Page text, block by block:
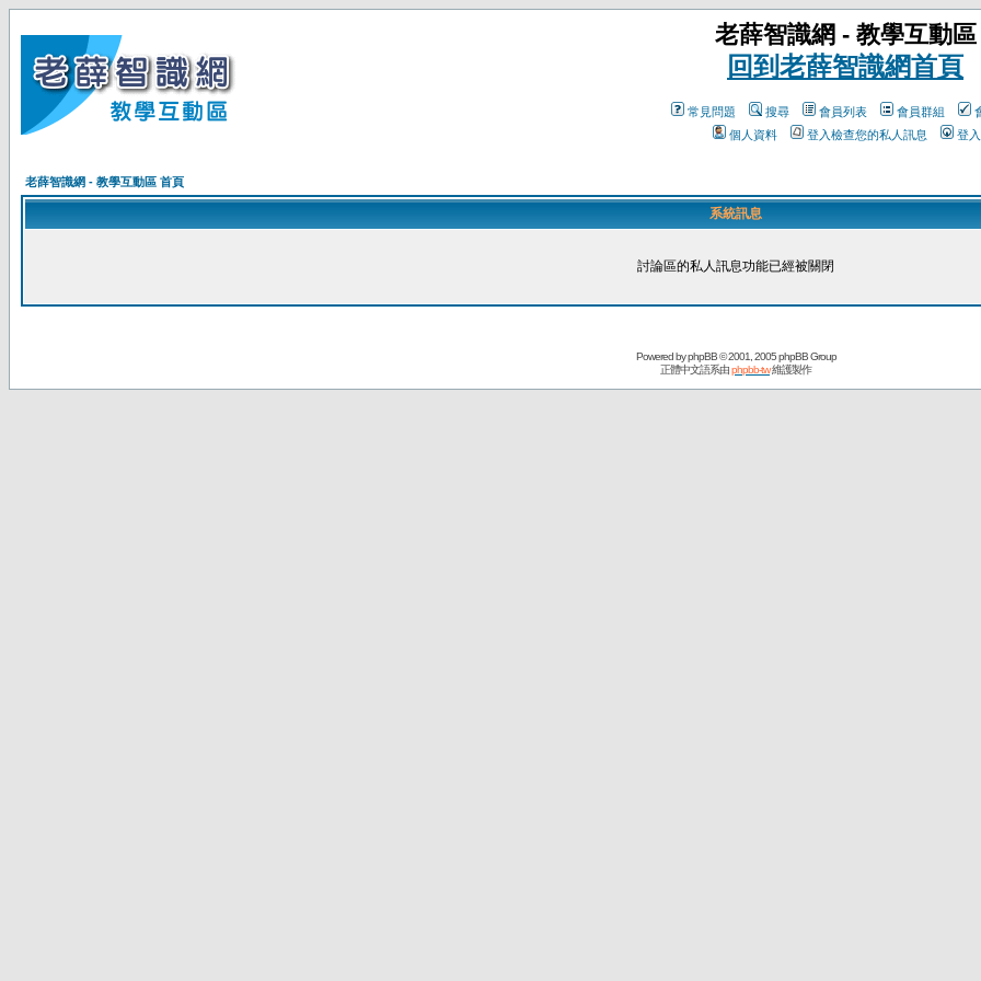
老薛智識網 - 教學互動區
回到老薛智識網首頁
常見問題 搜尋 會員列表 會員群組
個人資料
登入檢查您的私人訊息 登入
老薛智識網 - 教學互動區 首頁
系統訊息
討論區的私人訊息功能已經被關閉
Powered byphpBB© 2001, 2005 phpBB Group
正體中文語系由phpbb-tw維護製作